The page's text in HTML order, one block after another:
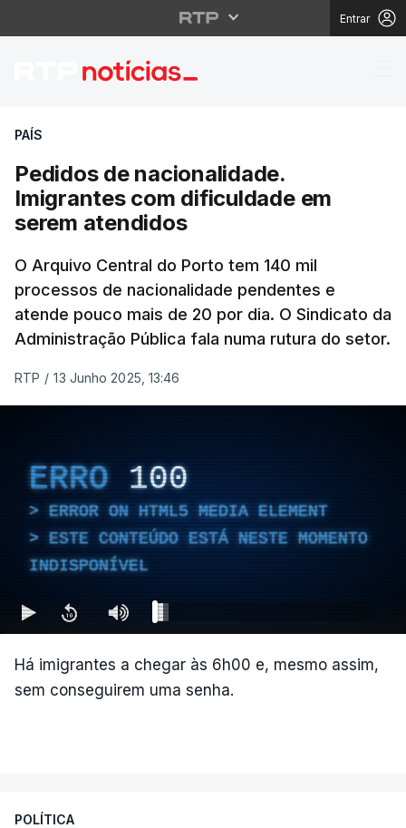
Entrar
Pedidos de
PAÍS
Pedidos de nacionalidade.
Imigrantes com dificuldade em
serem atendidos
O Arquivo Central do Porto tem 140 mil
processos de nacionalidade pendentes e
atende pouco mais de 20 por dia. O Sindicato da
Administração Pública fala numa rutura do setor.
RTP / 13 Junho 2025, 13:46
ERRO 100
ERROR ON HTML5 MEDIA ELEMENT
ESTE CONTEÚDO ESTÁ NESTE MOMENTO
INDISPONÍVEL
Há imigrantes a chegar às 6h00 e, mesmo assim,
sem conseguirem uma senha.
POLÍTICA